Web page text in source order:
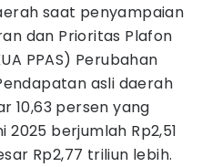
saat penyampaian
dan Prioritas Plafon
PPAS) Perubahan
asli daerah
10,63 persen yang
2025 berjumlah Rp2,51
Rp2,77 triliun lebih.